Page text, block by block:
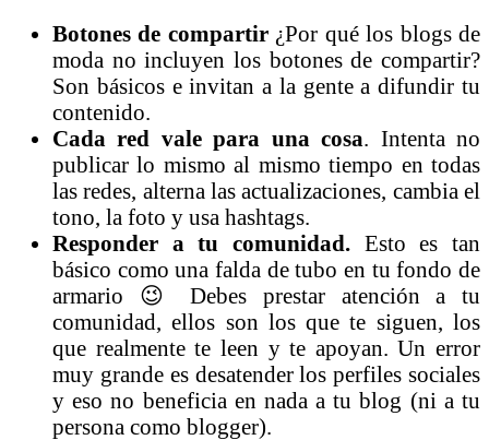
Botones de compartir¿Por qué los blogs de
moda no incluyen los botones de compartir?
Son básicos e invitan a la gente a difundir tu
contenido.
Cada red vale para una cosa. Intenta no
publicar lo mismo al mismo tiempo en todas
las redes, alterna las actualizaciones, cambia el
tono, la foto y usa hashtags.
Responder a tu comunidad. Esto es tan
básico como una falda de tubo en tu fondo de
armario 😉 Debes prestar atención a tu
comunidad, ellos son los que te siguen, los
que realmente te leen y te apoyan. Un error
muy grande es desatender los perfiles sociales
y eso no beneficia en nada a tu blog (ni a tu
persona como blogger).